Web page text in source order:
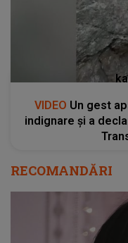
VIDEO Un gest
indignare și a
RECOMANDĂRI